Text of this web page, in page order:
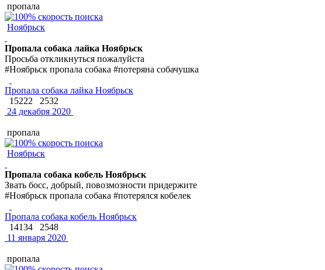
пропала
Ноябрьск
Пропала собака лайка Ноябрьск
Просьба откликнуться пожалуйста
#Ноябрьск пропала собака #потеряна собачушка
Пропала собака лайка Ноябрьск
15222
2532
24 декабря 2020
пропала
Ноябрьск
Пропала собака кобель Ноябрьск
Звать босс, добрый, повозмозности придержите
#Ноябрьск пропала собака #потерялся кобелек
Пропала собака кобель Ноябрьск
14134
2548
11 января 2020
пропала